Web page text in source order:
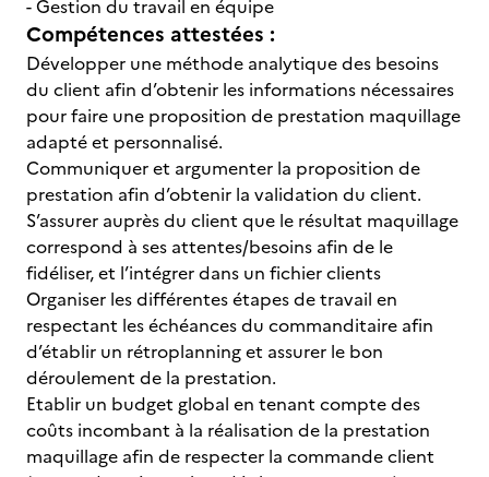
- Gestion du travail en équipe
Compétences attestées :
Développer une méthode analytique des besoins
du client afin d’obtenir les informations nécessaires
pour faire une proposition de prestation maquillage
adapté et personnalisé.
Communiquer et argumenter la proposition de
prestation afin d’obtenir la validation du client.
S’assurer auprès du client que le résultat maquillage
correspond à ses attentes/besoins afin de le
fidéliser, et l’intégrer dans un fichier clients
Organiser les différentes étapes de travail en
respectant les échéances du commanditaire afin
d’établir un rétroplanning et assurer le bon
déroulement de la prestation.
Etablir un budget global en tenant compte des
coûts incombant à la réalisation de la prestation
maquillage afin de respecter la commande client